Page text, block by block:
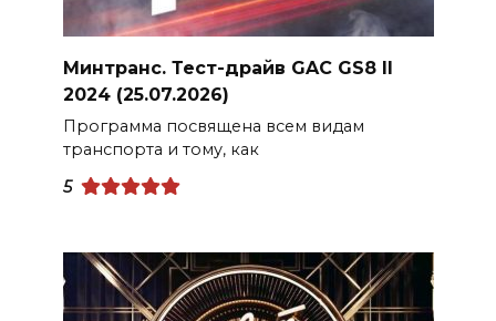
Минтранс. Тест-драйв GAC GS8 II
2024 (25.07.2026)
Программа посвящена всем видам
транспорта и тому, как
5